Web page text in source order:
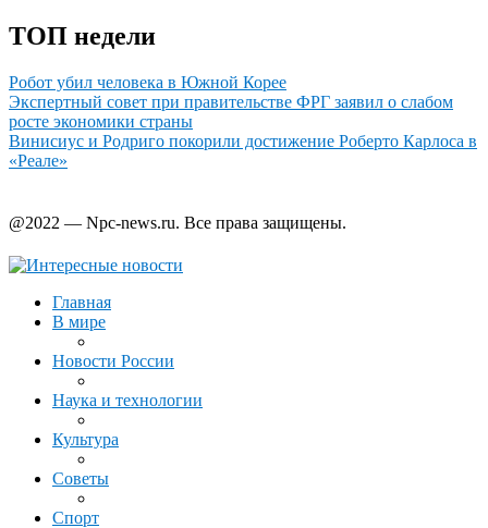
ТОП недели
Робот убил человека в Южной Корее
Экспертный совет при правительстве ФРГ заявил о слабом
росте экономики страны
Винисиус и Родриго покорили достижение Роберто Карлоса в
«Реале»
@2022 — Npc-news.ru. Все права защищены.
Главная
В мире
Новости России
Наука и технологии
Культура
Советы
Спорт